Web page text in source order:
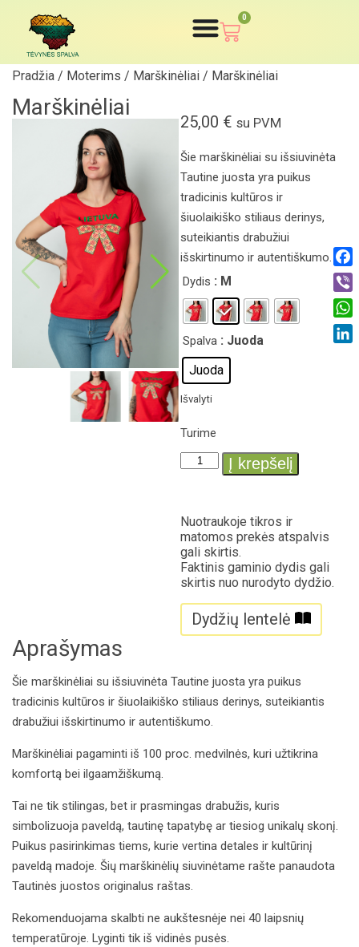
0
Pradžia / Moterims / Marškinėliai / Marškinėliai
Marškinėliai
25,00 € su PVM
Šie marškinėliai su išsiuvinėta
Tautine juosta yra puikus
tradicinis kultūros ir
šiuolaikiško stiliaus derinys,
suteikiantis drabužiui
išskirtinumo ir autentiškumo.
Dydis : M
Spalva : Juoda
Juoda
Išvalyti
Turime
Į krepšelį
Nuotraukoje tikros ir
matomos prekės atspalvis
gali skirtis.
Faktinis gaminio dydis gali
skirtis nuo nurodyto dydžio.
Dydžių lentelė
Aprašymas
Šie marškinėliai su išsiuvinėta Tautine juosta yra puikus
tradicinis kultūros ir šiuolaikiško stiliaus derinys, suteikiantis
drabužiui išskirtinumo ir autentiškumo.
Marškinėliai pagaminti iš 100 proc. medvilnės, kuri užtikrina
komfortą bei ilgaamžiškumą.
Tai ne tik stilingas, bet ir prasmingas drabužis, kuris
simbolizuoja paveldą, tautinę tapatybę ar tiesiog unikalų skonį.
Puikus pasirinkimas tiems, kurie vertina detales ir kultūrinį
paveldą madoje. Šių marškinėlių siuvinėtame rašte panaudota
Tautinės juostos originalus raštas.
Rekomenduojama skalbti ne aukštesnėje nei 40 laipsnių
temperatūroje. Lyginti tik iš vidinės pusės.